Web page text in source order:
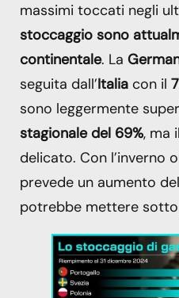
massimi toccati negli
stoccaggio sono
continentale. La
seguita dall’Italia con il
sono leggermente
stagionale del 69%, ma
delicato. Con l’inverno
prevede un aumento
potrebbe mettere